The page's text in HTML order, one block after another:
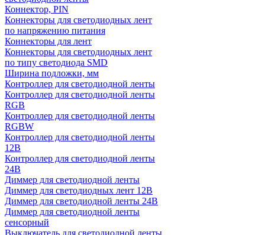
Коннектор, PIN
Коннекторы для светодиодных лент
по напряжению питания
Коннекторы для лент
Коннекторы для светодиодных лент
по типу светодиода SMD
Ширина подложки, мм
Контроллер для светодиодной ленты
Контроллер для светодиодной ленты
RGB
Контроллер для светодиодной ленты
RGBW
Контроллер для светодиодной ленты
12В
Контроллер для светодиодной ленты
24В
Диммер для светодиодной ленты
Диммер для светодиодных лент 12В
Диммер для светодиодной ленты 24В
Диммер для светодиодной ленты
сенсорный
Выключатель для светодиодной ленты